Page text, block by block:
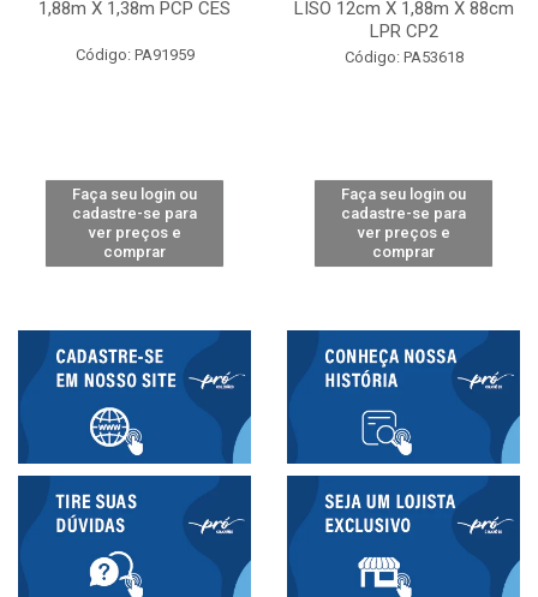
1,88m X 1,38m PCP CES
Código: PA91959
Faça seu login ou
cadastre-se para
ver preços e
comprar
LISO 12cm X 1,88m X 88cm
LPR CP2
Código: PA53618
Faça seu login ou
cadastre-se para
ver preços e
comprar